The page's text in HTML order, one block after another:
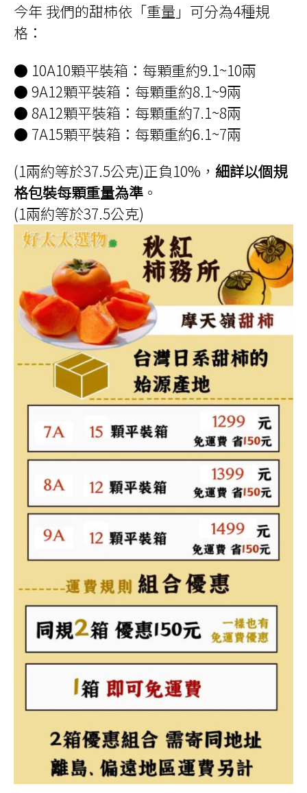
今年 我們的甜柿依「重量」可分為4種規
格：
● 10A10顆平裝箱：每顆重約9.1~10兩
● 9A12顆平裝箱：每顆重約8.1~9兩
● 8A12顆平裝箱：每顆重約7.1~8兩
● 7A15顆平裝箱：每顆重約6.1~7兩
(1兩約等於37.5公克)正負10%， 細詳以個規
格包裝每顆重量為準 。
(1兩約等於37.5公克)